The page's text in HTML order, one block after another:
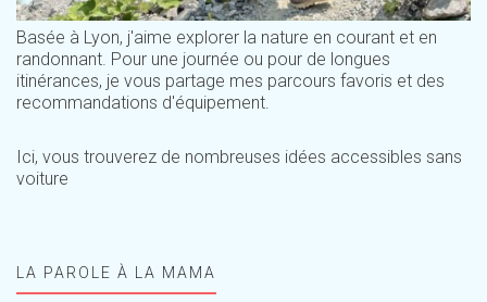
Basée à Lyon, j'aime explorer la nature en courant et en
randonnant. Pour une journée ou pour de longues
itinérances, je vous partage mes parcours favoris et des
recommandations d'équipement.
Ici, vous trouverez de nombreuses idées accessibles sans
voiture
LA PAROLE À LA MAMA